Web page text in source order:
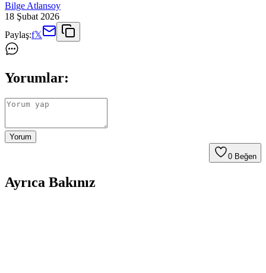
Bilge Atlansoy
18 Şubat 2026
Paylaş:f𝕏
Yorumlar:
Yorum
0 Beğen
Ayrıca Bakınız